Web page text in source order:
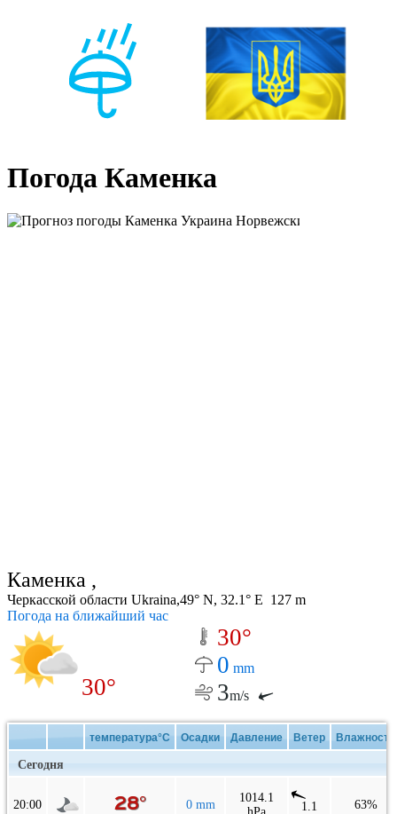
Погода Каменка
Каменка ,
Черкасской области Ukraina,49° N, 32.1° E 127 m
Погода на ближайший час
30°
30°
0 mm
3m/s
температура°C Осадки Давление Ветер Влажность
Сегодня
20:00 0 mm
1014.1
1.1
63%